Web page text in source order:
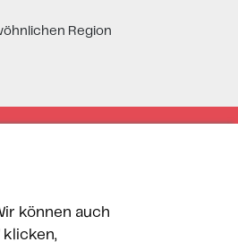
Region
können auch